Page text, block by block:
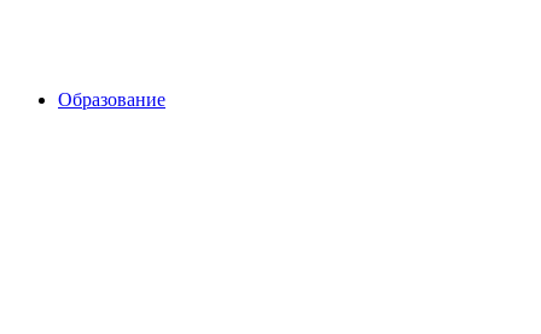
Образование